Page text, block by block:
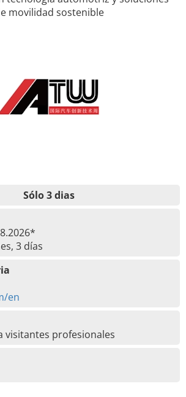
movilidad sostenible
Sólo 3 dias
3 días
en
visitantes profesionales